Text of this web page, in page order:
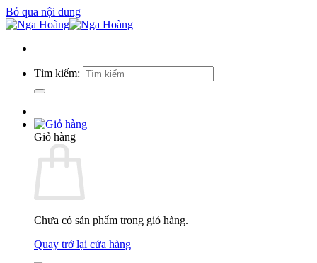
Bỏ qua nội dung
Tìm kiếm:
Giỏ hàng
Chưa có sản phẩm trong giỏ hàng.
Quay trở lại cửa hàng